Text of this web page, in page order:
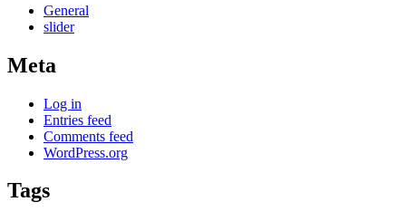
General
slider
Meta
Log in
Entries feed
Comments feed
WordPress.org
Tags